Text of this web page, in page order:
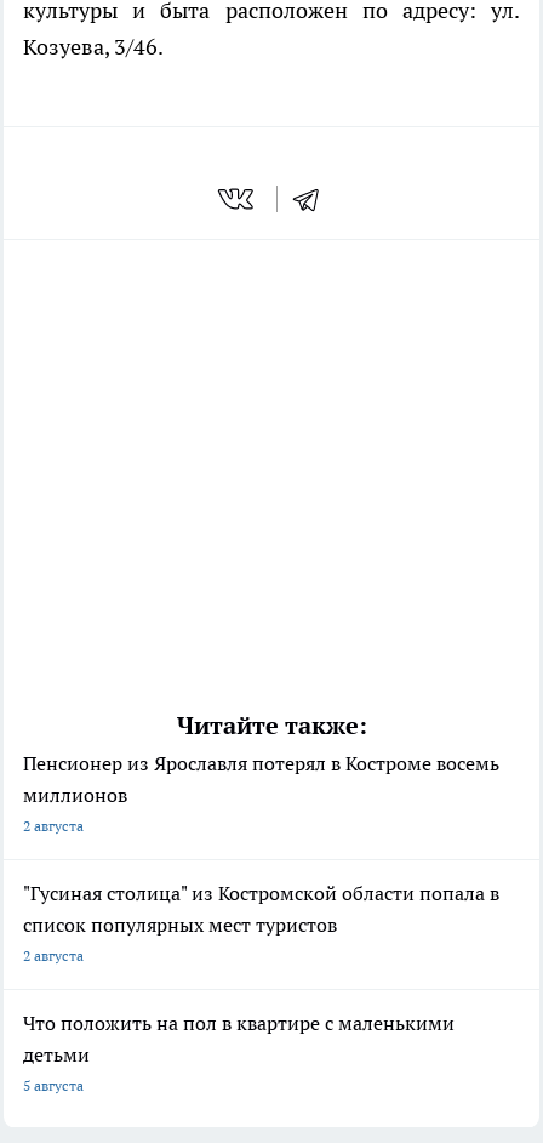
культуры и быта расположен по адресу: ул.
Козуева, 3/46.
Читайте также:
Пенсионер из Ярославля потерял в Костроме восемь
миллионов
2 августа
"Гусиная столица" из Костромской области попала в
список популярных мест туристов
2 августа
Что положить на пол в квартире с маленькими
детьми
5 августа